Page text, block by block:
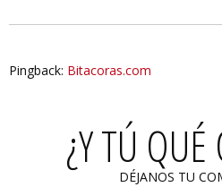
Pingback: Bitacoras.com
¿Y TÚ
DÉJANOS TU